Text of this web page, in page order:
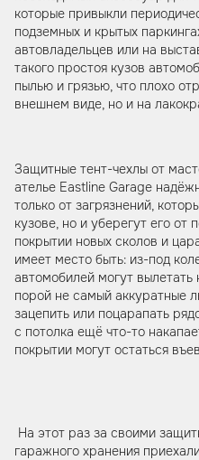
которые привыкли
подземных и крытых
автовладельцев или на
такого простоя кузов
пылью и грязью, что плохо
внешнем виде, но и на
Защитные тент-чехлы от
ателье Eastline Garage
только от загрязнений,
кузове, но и уберегут его от
покрытии новых сколов и
имеет место быть: из-под
автомобилей могут
порой не самый аккуратные
зацепить или поцарапать
с потолка ещё что-то
покрытии могут остаться
На этот раз за своими
гаражного хранения